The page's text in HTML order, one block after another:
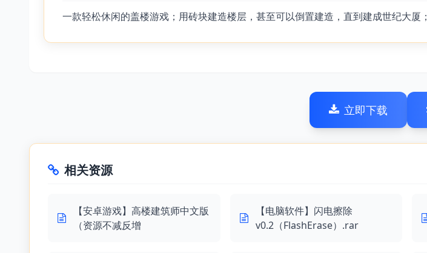
一款轻松休闲的盖楼游戏；用砖块建造楼层，甚至可以倒置建造，直到建成世纪大厦；
立即下载
相关资源
【安卓游戏】高楼建筑师中文版
（资源不减反增
【电脑软件】闪电擦除
v0.2（FlashErase）.rar